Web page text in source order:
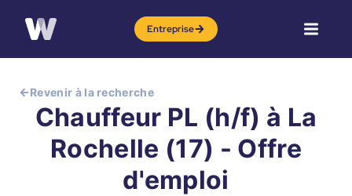
Entreprise
Revenir à la recherche
Chauffeur PL (h/f) à La
Rochelle (17) - Offre
d'emploi